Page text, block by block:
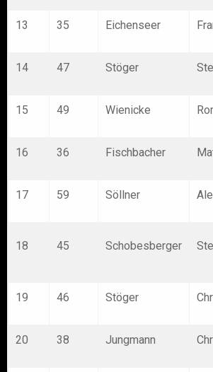
13 35 Eichenseer
14 47 Stöger
15 49 Wienicke
16 36 Fischbacher
17 59 Söllner
18 45 Schobesberger
19 46 Stöger
20 38 Jungmann